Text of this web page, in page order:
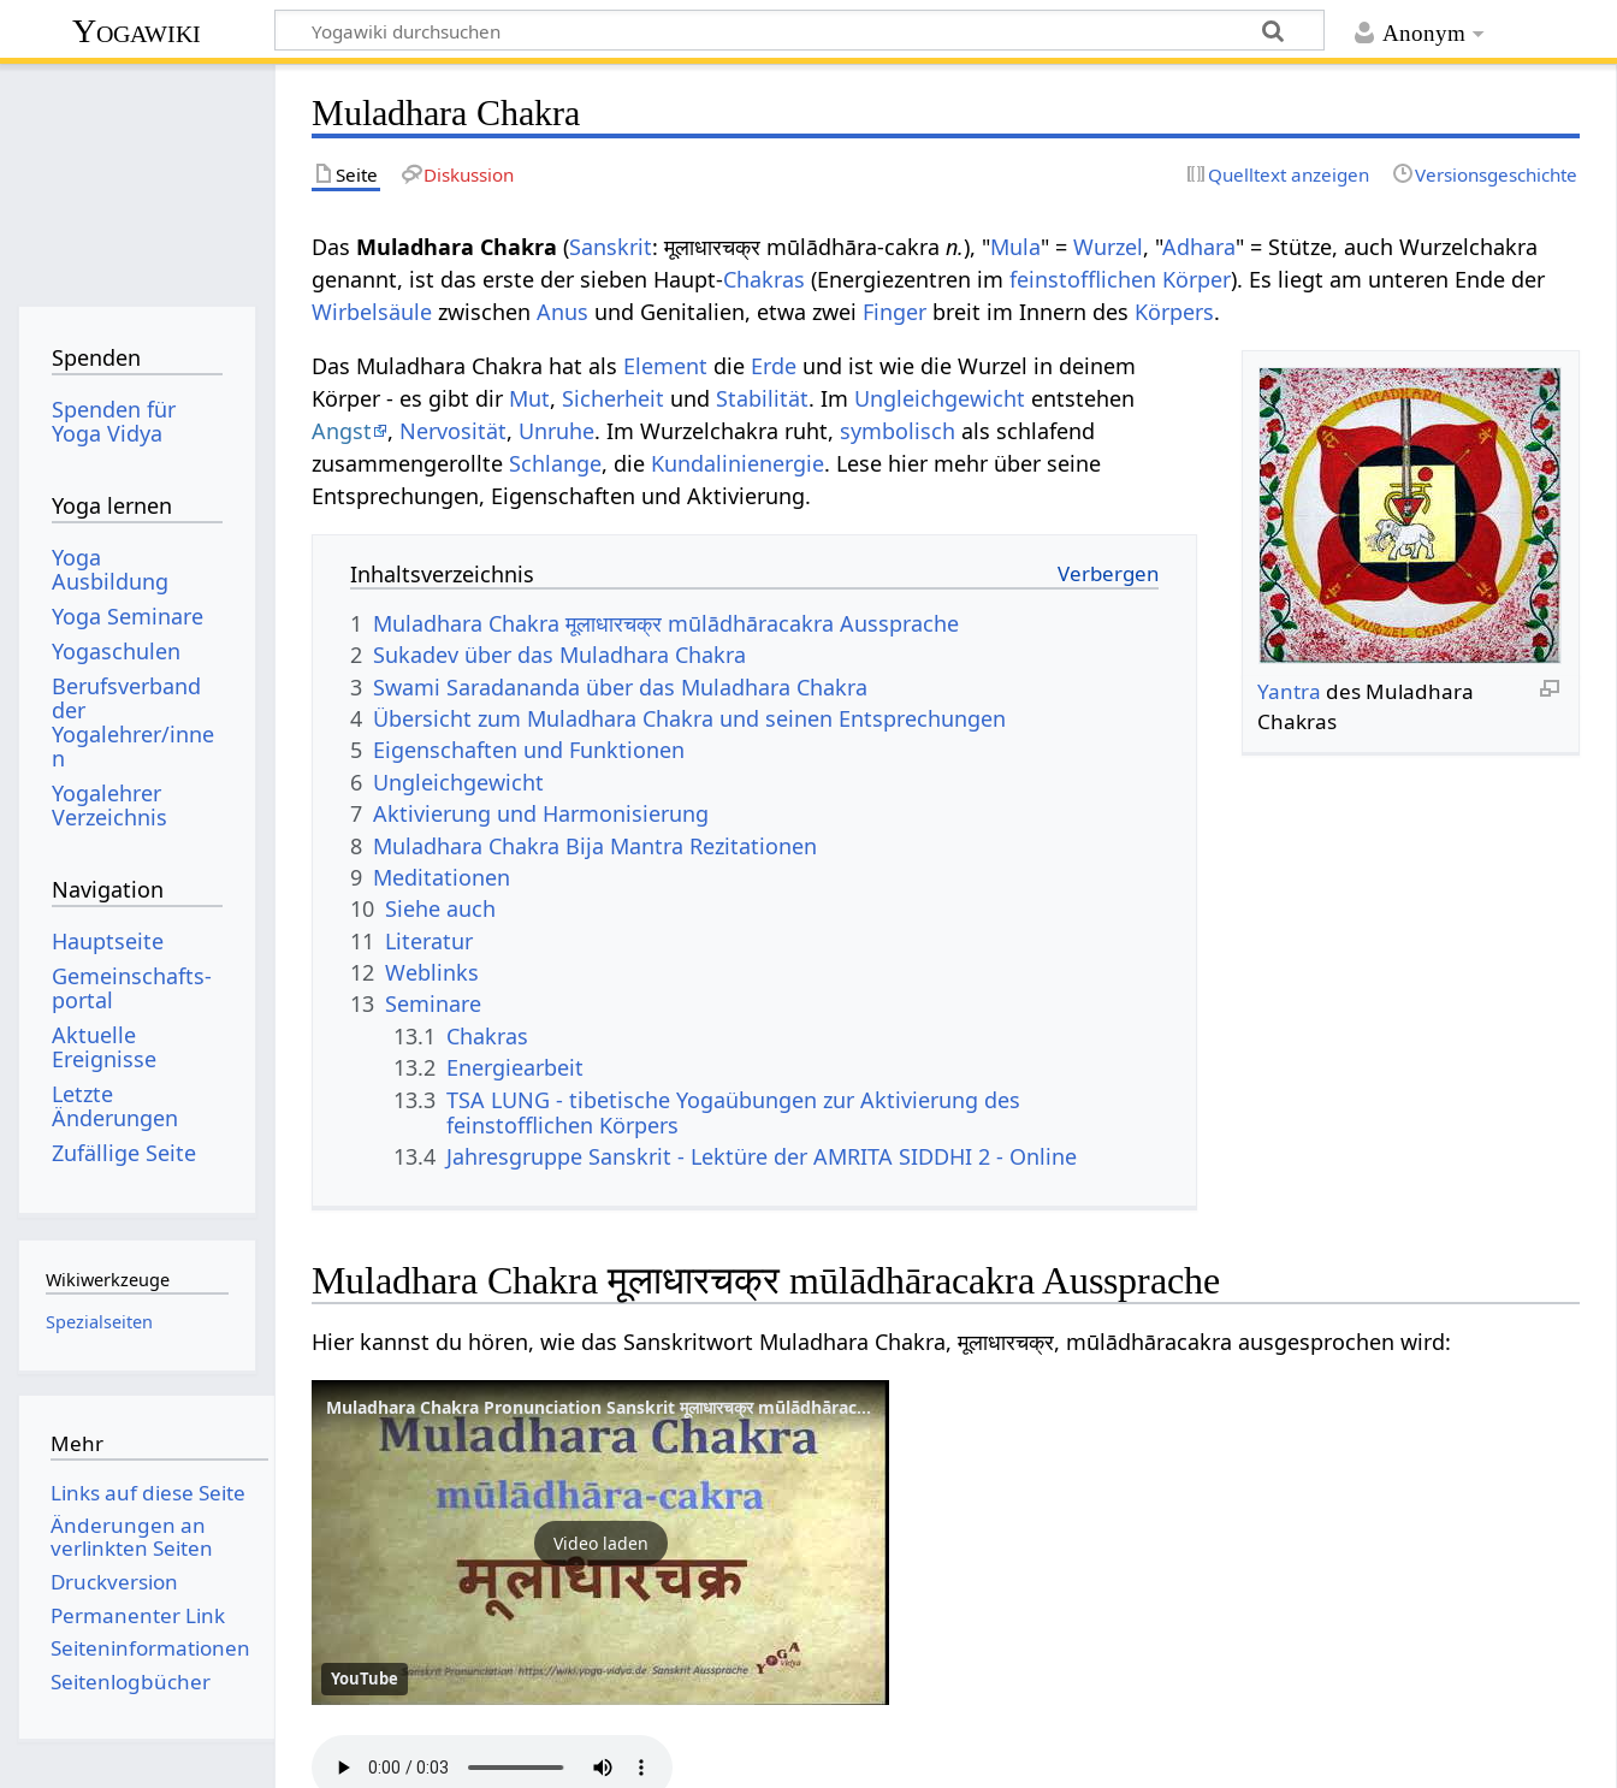
Anonym
Yogawiki
Muladhara Chakra
Seite Diskussion Quelltext anzeigen Versionsgeschichte
Das Muladhara Chakra (Sanskrit: मूलाधारचक्र mūlādhāra-cakran.), "Mula" =Wurzel, "Adhara" = Stütze, auch Wurzelchakra
genannt, ist das erste der sieben Haupt-Chakras (Energiezentren imfeinstofflichen Körper). Es liegt am unteren Ende der
Wirbelsäule zwischenAnus und Genitalien, etwa zwei Finger breit im Innern des Körpers.
Yantra des Muladhara
Chakras
Das Muladhara Chakra hat als Element die Erde und ist wie die Wurzel in deinem
Körper - es gibt dir Mut, Sicherheit und Stabilität. Im Ungleichgewicht entstehen
Angst
, Nervosität, Unruhe. Im Wurzelchakra ruht, symbolisch als schlafend
zusammengerollte Schlange, die Kundalinienergie. Lese hier mehr über seine
Entsprechungen, Eigenschaften und Aktivierung.
Inhaltsverzeichnis
1 Muladhara Chakra मूलाधारचक्र mūlādhāracakra Aussprache
2 Sukadev über das Muladhara Chakra
3 Swami Saradananda über das Muladhara Chakra
4 Übersicht zum Muladhara Chakra und seinen Entsprechungen
5 Eigenschaften und Funktionen
6 Ungleichgewicht
7 Aktivierung und Harmonisierung
8 Muladhara Chakra Bija Mantra Rezitationen
9 Meditationen
10 Siehe auch
11 Literatur
12 Weblinks
13 Seminare
13.1 Chakras
13.2 Energiearbeit
13.3 TSA LUNG - tibetische Yogaübungen zur Aktivierung des
feinstofflichen Körpers
13.4 Jahresgruppe Sanskrit - Lektüre der AMRITA SIDDHI 2 - Online
Muladhara Chakra मूलाधारचक्र mūlādhāracakra Aussprache
Hier kannst du hören, wie das Sanskritwort Muladhara Chakra, मूलाधारचक्र, mūlādhāracakra ausgesprochen wird:
Muladhara Chakra Pronunciation Sanskrit मूलाधारचक्र mūlādhāracakra
Video laden
YouTube
Spenden
Spenden für
Yoga Vidya
Yoga lernen
Yoga
Ausbildung
Yoga Seminare
Yogaschulen
Berufsverband
der
Yogalehrer/inne
n
Yogalehrer
Verzeichnis
Navigation
Hauptseite
Gemeinschafts­
portal
Aktuelle
Ereignisse
Letzte
Änderungen
Zufällige Seite
Wikiwerkzeuge
Spezialseiten
Mehr
Links auf diese Seite
Änderungen an
verlinkten Seiten
Druckversion
Permanenter Link
Seiten­­informationen
Seitenlogbücher